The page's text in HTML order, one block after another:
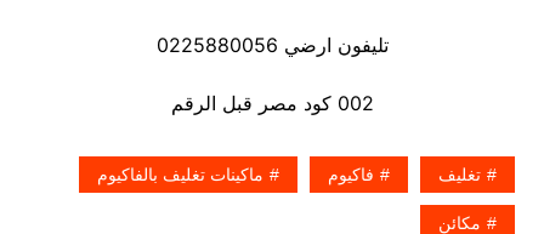
تليفون ارضي 0225880056
002 كود مصر قبل الرقم​
تغليف فاكيوم ماكينات تغليف بالفاكيوم
مكائن